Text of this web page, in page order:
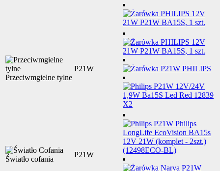
Przeciwmgielne tylne
P21W
Światło cofania
P21W